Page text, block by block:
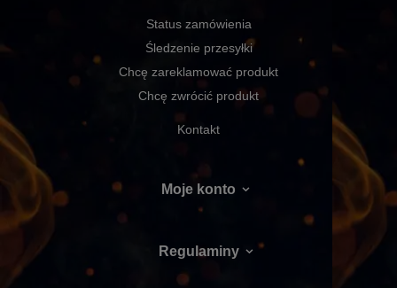
Status zamówienia
Śledzenie przesyłki
Chcę zareklamować produkt
Chcę zwrócić produkt
Kontakt
Moje konto
Regulaminy